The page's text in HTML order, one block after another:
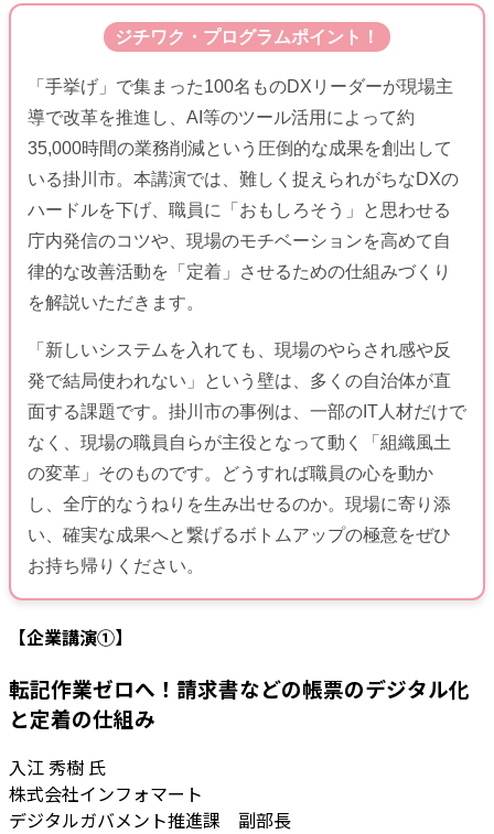
ジチワク・プログラムポイント！
「手挙げ」で集まった100名ものDXリーダーが現場主
導で改革を推進し、AI等のツール活用によって約
35,000時間の業務削減という圧倒的な成果を創出して
いる掛川市。本講演では、難しく捉えられがちなDXの
ハードルを下げ、職員に「おもしろそう」と思わせる
庁内発信のコツや、現場のモチベーションを高めて自
律的な改善活動を「定着」させるための仕組みづくり
を解説いただきます。
「新しいシステムを入れても、現場のやらされ感や反
発で結局使われない」という壁は、多くの自治体が直
面する課題です。掛川市の事例は、一部のIT人材だけで
なく、現場の職員自らが主役となって動く「組織風土
の変革」そのものです。どうすれば職員の心を動か
し、全庁的なうねりを生み出せるのか。現場に寄り添
い、確実な成果へと繋げるボトムアップの極意をぜひ
お持ち帰りください。
【企業講演①】
転記作業ゼロへ！請求書などの帳票のデジタル化
と定着の仕組み
入江 秀樹 氏
株式会社インフォマート
デジタルガバメント推進課 副部長